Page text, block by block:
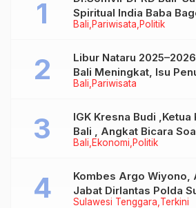
Bali Pariwisata Politik
Spiritual India Baba
Bali Pariwisata
Libur Nataru
Bali Meningkat, Isu
Tidak Benar
Bali Ekonomi Politik
IGK Kresna Budi ,Ketua
Bali , Angkat Bicara
Bersubsidi Jenis Solar
Sulawesi Tenggara Terkini
Kombes Argo Wiyono,
Jabat Dirlantas Polda